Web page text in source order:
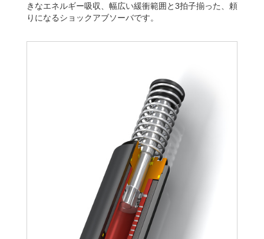
きなエネルギー吸収、幅広い緩衝範囲と3拍子揃った、頼
りになるショックアブソーバです。